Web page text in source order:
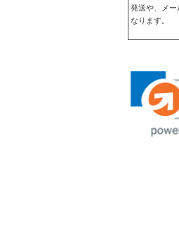
発送や、メー
なります。